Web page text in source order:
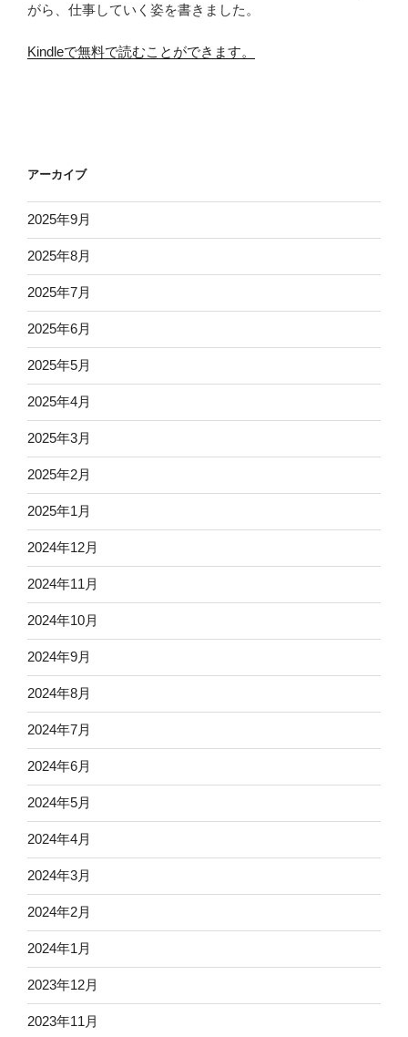
がら、仕事していく姿を書きました。
Kindleで無料で読むことができます。
アーカイブ
2025年9月
2025年8月
2025年7月
2025年6月
2025年5月
2025年4月
2025年3月
2025年2月
2025年1月
2024年12月
2024年11月
2024年10月
2024年9月
2024年8月
2024年7月
2024年6月
2024年5月
2024年4月
2024年3月
2024年2月
2024年1月
2023年12月
2023年11月